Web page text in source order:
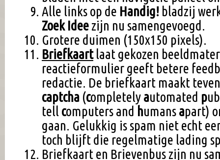
Alle links op de Handig! bladzij
Zoek Ideezijn nu samengevoegd.
Grotere duimen (150x150 pixels).
Briefkaartlaat gekozen
reactieformulier geeft betere
redactie. De briefkaart maakt
captcha (completelyautomated p
tellcomputers and humansapart)
gaan. Gelukkig is spam niet echt
toch blijft die regelmatige lading
Briefkaart en Brievenbus zijn nu